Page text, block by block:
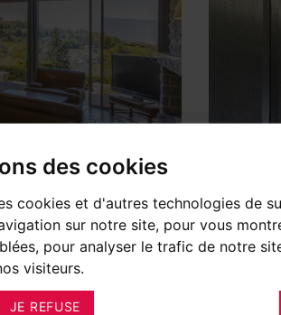
des cookies
cookies et d'autres technologies de
sur notre site, pour vous
pour analyser le trafic de notre
visiteurs.
JE REFUSE